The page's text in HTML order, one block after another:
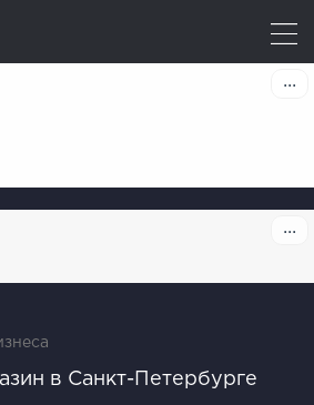
в Санкт-Петербурге